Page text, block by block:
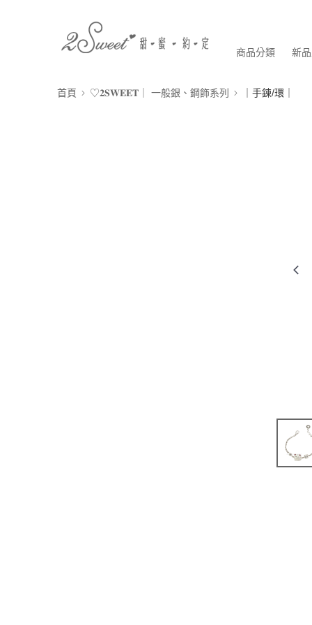
商品分類 新
首頁 ♡𝟐𝐒𝐖𝐄𝐄𝐓｜ 一般銀、鋼飾系列 ｜手鍊/環｜